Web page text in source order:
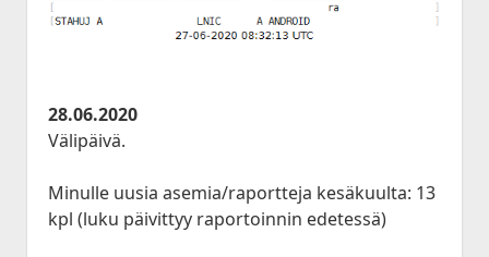
28.06.2020
Välipäivä.
Minulle uusia asemia/raportteja kesäkuulta: 13
kpl (luku päivittyy raportoinnin edetessä)